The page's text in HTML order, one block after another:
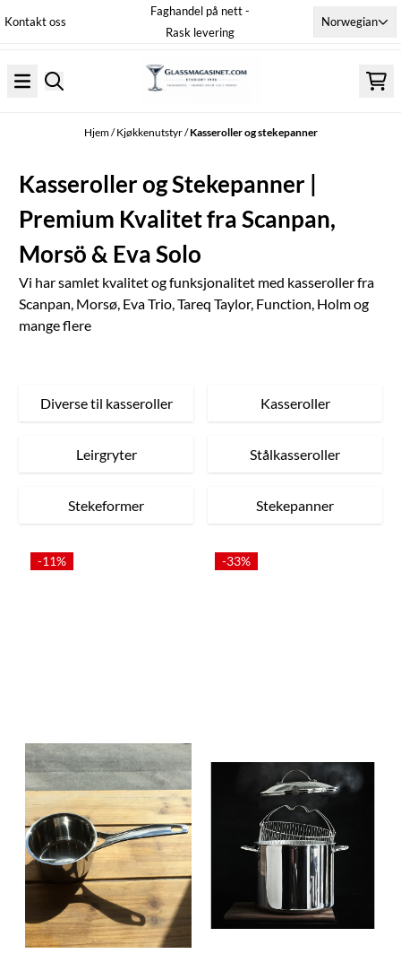
Hopp til innhold
Kontakt oss
Faghandel på nett -
Rask levering
Norwegian
Hjem/Kjøkkenutstyr/Kasseroller og stekepanner
Kasseroller og Stekepanner |
Premium Kvalitet fra Scanpan,
Morsö & Eva Solo
Vi har samlet kvalitet og funksjonalitet med kasseroller fra
Scanpan, Morsø, Eva Trio, Tareq Taylor, Function, Holm og
mange flere
Diverse til kasseroller Kasseroller
Leirgryter Stålkasseroller
Stekeformer Stekepanner
-11% -33%